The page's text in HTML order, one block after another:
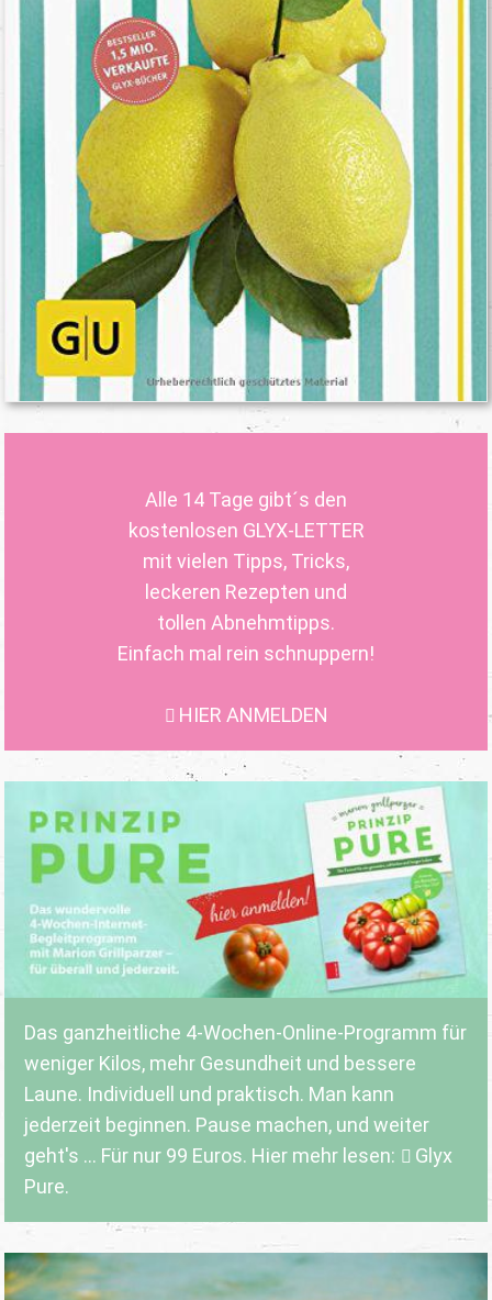
Alle 14 Tage gibt´s den
kostenlosen GLYX-LETTER
mit vielen Tipps, Tricks,
leckeren Rezepten und
tollen Abnehmtipps.
Einfach mal rein schnuppern!
HIER ANMELDEN
Das ganzheitliche 4-Wochen-Online-Programm für
weniger Kilos, mehr Gesundheit und bessere
Laune. Individuell und praktisch. Man kann
jederzeit beginnen. Pause machen, und weiter
geht's ... Für nur 99 Euros. Hier mehr lesen:
Glyx
Pure.